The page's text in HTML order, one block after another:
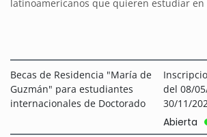
latinoamericanos que quieren estudiar en
Becas de Residencia "María de
Guzmán" para estudiantes
internacionales de Doctorado
del 08/
30/11/
Abierta